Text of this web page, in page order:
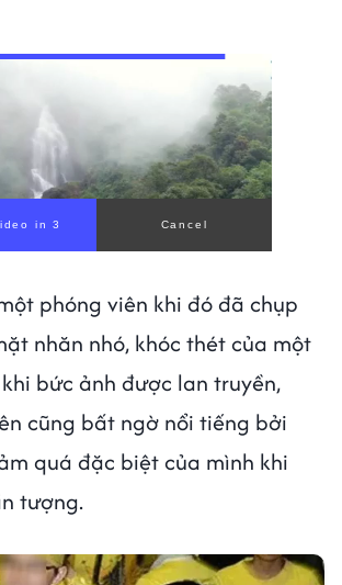
phóng viên khi đó đã chụp
nhăn nhó, khóc thét của một
bức ảnh được lan truyền,
cũng bất ngờ nổi tiếng bởi
quá đặc biệt của mình khi
tượng.